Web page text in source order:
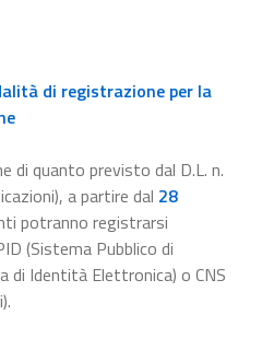
di registrazione per la
di quanto previsto dal D.L. n.
a partire dal 28
potranno registrarsi
(Sistema Pubblico di
di Identità Elettronica) o CNS